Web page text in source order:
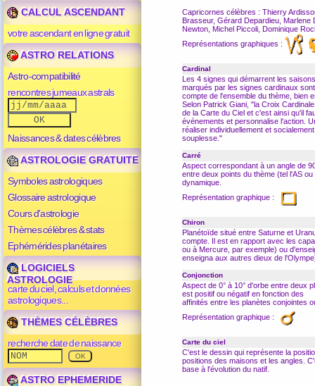
CALCUL ASCENDANT
votre ascendant en ligne gratuit
ASTRO RELATIONS
Astro-compatibilité
rencontres jumeaux astrals
Naissances & dates célèbres
ASTROLOGIE GRATUITE
Symboles astrologiques
Glossaire astrologique
Cours d'astrologie
Thèmes célèbres & stats
Ephémérides planétaires
LOGICIELS
ASTROLOGIE
carte du ciel, calculs et données
astrologiques...
THÈMES CÉLÈBRES
recherche date de naissance
ASTRO EPHEMERIDE
Capricornes célèbres : Thierry
Brasseur, Gérard Depardieu,
Newton, Michel Piccoli, Dominique
Représentations graphiques :
Cardinal
Les 4 signes qui démarrent les
marqués par les signes cardinaux
compte de l'ensemble du thème, bien
Selon Patrick Giani, "la Croix
de la Carte du Ciel et c'est ainsi qu'il
événements et personnalise l'action.
réaliser individuellement et
souplesse."
Carré
Aspect correspondant à un angle de
entre deux points du thème (tel l'AS
dynamique.
Représentation graphique :
Chiron
Planétoïde situé entre Saturne et
compte. Il est en rapport avec les
ou à Mercure, par exemple) ou
enseigna aux autres dieux de
Conjonction
Aspect de 0° à 10° d'orbe entre deux
est positif ou négatif en fonction des
affinités entre les planètes conjointes
Représentation graphique :
Carte du ciel
C'est le dessin qui représente la
positions des maisons et les angles .
base à l'évolution du natif.